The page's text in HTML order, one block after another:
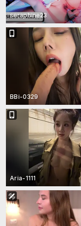
seraphine23
BBi-0329
Aria-1111